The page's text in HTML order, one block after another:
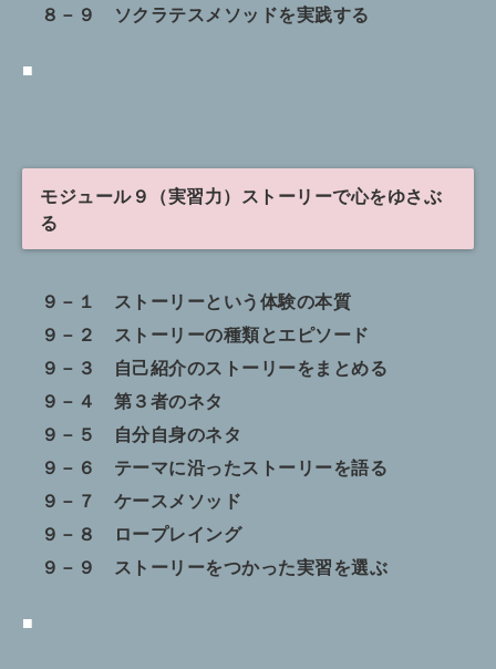
８－９ ソクラテスメソッドを実践する
■
モジュール９（実習力）ストーリーで心をゆさぶ
る
９－１ ストーリーという体験の本質
９－２ ストーリーの種類とエピソード
９－３ 自己紹介のストーリーをまとめる
９－４ 第３者のネタ
９－５ 自分自身のネタ
９－６ テーマに沿ったストーリーを語る
９－７ ケースメソッド
９－８ ロープレイング
９－９ ストーリーをつかった実習を選ぶ
■